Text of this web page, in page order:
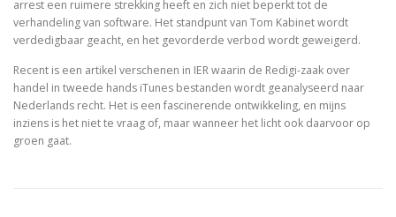
arrest een ruimere strekking heeft en zich niet beperkt tot de
verhandeling van software. Het standpunt van Tom Kabinet wordt
verdedigbaar geacht, en het gevorderde verbod wordt geweigerd.
Recent is een artikel verschenen in IER waarin de Redigi-zaak over
handel in tweede hands iTunes bestanden wordt geanalyseerd naar
Nederlands recht. Het is een fascinerende ontwikkeling, en mijns
inziens is het niet te vraag of, maar wanneer het licht ook daarvoor op
groen gaat.